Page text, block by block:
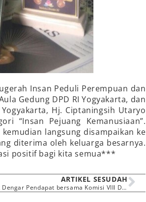
Insan Peduli Perempuan dan
Gedung DPD RI Yogyakarta, dan
Hj. Ciptaningsih Utaryo
“Insan Pejuang Kemanusiaan”.
langsung disampaikan ke
diterima oleh keluarga besarnya.
positif bagi kita semua***
ARTIKEL SESUDAH
Rapat Dengar Pendapat bersama Komisi VIII DPR RI